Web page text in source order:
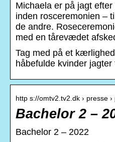
Michaela er på jagt
inden rosceremonien –
de andre.
med en tårevædet
Tag med på et
håbefulde kvinder
http s://omtv2.tv2.dk › presse
Bachelor 2 –
Bachelor 2 – 2022